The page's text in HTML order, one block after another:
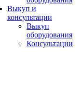
Выкуп и
консультации
Выкуп
оборудования
Консультации